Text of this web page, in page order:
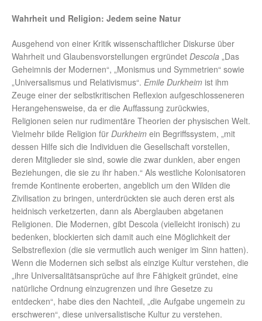
Wahrheit und Religion: Jedem seine Natur
Ausgehend von einer Kritik wissenschaftlicher Diskurse über
Wahrheit und Glaubensvorstellungen ergründet Descola „Das
Geheimnis der Modernen“, „Monismus und Symmetrien“ sowie
„Universalismus und Relativismus“. Emile Durkheim ist ihm
Zeuge einer der selbstkritischen Reflexion aufgeschlosseneren
Herangehensweise, da er die Auffassung zurückwies,
Religionen seien nur rudimentäre Theorien der physischen Welt.
Vielmehr bilde Religion für Durkheim ein Begriffssystem, „mit
dessen Hilfe sich die Individuen die Gesellschaft vorstellen,
deren Mitglieder sie sind, sowie die zwar dunklen, aber engen
Beziehungen, die sie zu ihr haben.“ Als westliche Kolonisatoren
fremde Kontinente eroberten, angeblich um den Wilden die
Zivilisation zu bringen, unterdrückten sie auch deren erst als
heidnisch verketzerten, dann als Aberglauben abgetanen
Religionen. Die Modernen, gibt Descola (vielleicht ironisch) zu
bedenken, blockierten sich damit auch eine Möglichkeit der
Selbstreflexion (die sie vermutlich auch weniger im Sinn hatten).
Wenn die Modernen sich selbst als einzige Kultur verstehen, die
„ihre Universalitätsansprüche auf ihre Fähigkeit gründet, eine
natürliche Ordnung einzugrenzen und ihre Gesetze zu
entdecken“, habe dies den Nachteil, „die Aufgabe ungemein zu
erschweren“, diese universalistische Kultur zu verstehen.